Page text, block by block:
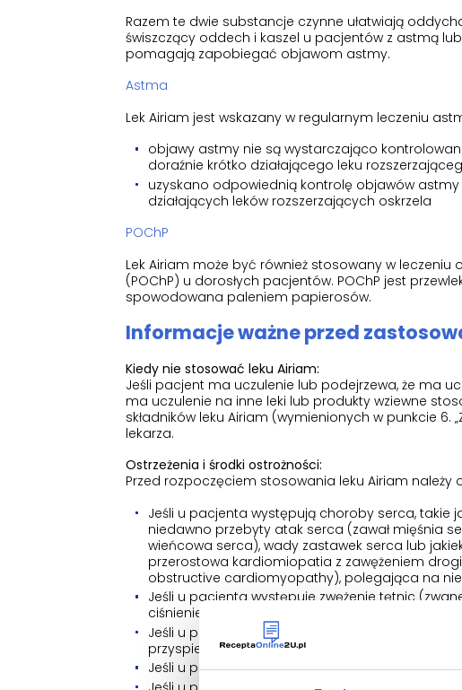
Razem te dwie substancje czynne ułatwiają
świszczący oddech i kaszel u pacjentów z astmą
pomagają zapobiegać objawom astmy.
Astma
Lek Airiam jest wskazany w regularnym leczeniu
objawy astmy nie są wystarczająco
doraźnie krótko działającego leku
uzyskano odpowiednią kontrolę objawów
działających leków rozszerzających oskrzela
POChP
Lek Airiam może być również stosowany w
(POChP) u dorosłych pacjentów. POChP jest
spowodowana paleniem papierosów.
Informacje ważne przed
Kiedy nie stosować leku Airiam:
Jeśli pacjent ma uczulenie lub podejrzewa, że ma
ma uczulenie na inne leki lub produkty wziewne
składników leku Airiam (wymienionych w punkcie
lekarza.
Ostrzeżenia i środki ostrożności:
Przed rozpoczęciem stosowania leku Airiam
Jeśli u pacjenta występują choroby serca, takie
niedawno przebyty atak serca (zawał mięśnia
wieńcowa serca), wady zastawek serca lub
przerostowa kardiomiopatia z zawężeniem
obstructive cardiomyopathy), polegająca na
Jeśli u pacjenta występuje zwężenie tętnic
ciśnienie krwi lub rozpoznanego tętniaka
Jeśli u pacjenta występują zaburzenia rytmu
przyspieszone tętno lub kołatanie serca, lub w
Jeśli u pacjenta występuje nadczynność